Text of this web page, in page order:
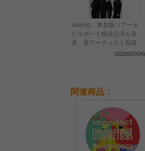
androp、東名阪ツアー＆
ビルボード横浜公演を発
表 新アーティスト写真も
(2026/07/04)
関連商品：